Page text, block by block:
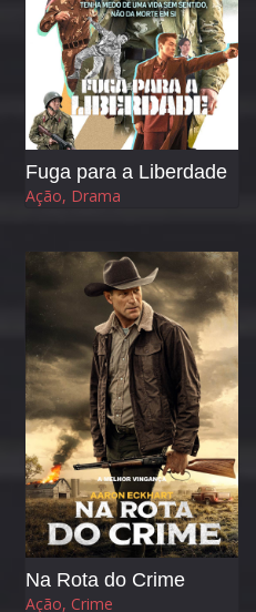
Fuga para a Liberdade
Ação, Drama
Na Rota do Crime
Ação, Crime